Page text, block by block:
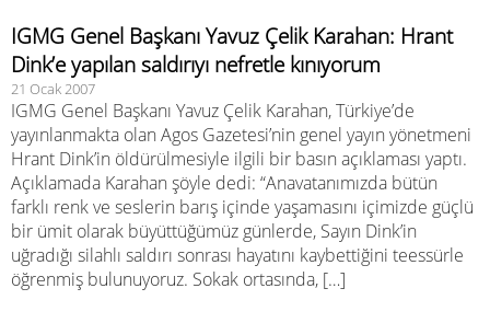
IGMG Genel Başkanı Yavuz Çelik Karahan: Hrant
Dink’e yapılan saldırıyı nefretle kınıyorum
21 Ocak 2007
IGMG Genel Başkanı Yavuz Çelik Karahan, Türkiye’de
yayınlanmakta olan Agos Gazetesi’nin genel yayın yönetmeni
Hrant Dink’in öldürülmesiyle ilgili bir basın açıklaması yaptı.
Açıklamada Karahan şöyle dedi: “Anavatanımızda bütün
farklı renk ve seslerin barış içinde yaşamasını içimizde güçlü
bir ümit olarak büyüttüğümüz günlerde, Sayın Dink’in
uğradığı silahlı saldırı sonrası hayatını kaybettiğini teessürle
öğrenmiş bulunuyoruz. Sokak ortasında, […]